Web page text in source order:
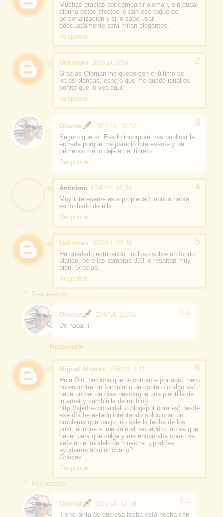
Muchas gracias por compartir oloman, sin duda
alguna estos efectos le dan ese toque de
personalización y si lo sabe usar
adecuadamente sera miran elegantes.
Responder
Unknown 10/6/14, 8:54
Gracias Oloman me quedo con el último de
letras blancas, espero que me quede igual de
bonito que lo veo aquí.
Responder
Oloman
10/6/14, 10:32
Seguro que sí. Ese lo incorporé tras publicar la
entrada porque me pareció interesante y de
primeras me lo dejé en el tintero.
Responder
Anónimo 10/6/14, 18:36
Muy interesante esta propiedad, nunca había
escuchado de ella.
Responder
Unknown 10/6/14, 22:30
Ha quedado estupendo, incluso sobre un fondo
blanco, pero las sombras 333 lo resaltan muy
bien. Gracias.
Responder
Respuestas
Oloman
11/6/14, 18:56
De nada ;)
Responder
Miguel Álvarez 13/6/14, 1:11
Hola Olo, perdona que te contacte por aquí, pero
no encontré un formulario de contato o algo así,
hace un par de días descargué una plantilla de
internet y cambié la de mi blog
http://ajedrezporandaluz.blogspot.com.es/ desde
ese día he estado intentando solucionar un
problema que tengo, no sale la fecha de los
post, aunque si me sale el recuadrito, no se que
hacer para que salga y me encantaba como se
veía en el modelo de muestra. ¿podrías
ayudarme a solucionarlo?
Gracias
Responder
Respuestas
Oloman
15/6/14, 17:58
Tiene pinta de que esa fecha está hecha con